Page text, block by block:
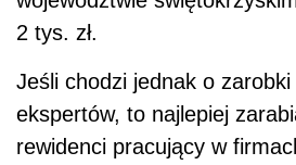
2 tys. zł.
Jeśli chodzi jednak o
ekspertów, to najlepiej
rewidenci pracujący w